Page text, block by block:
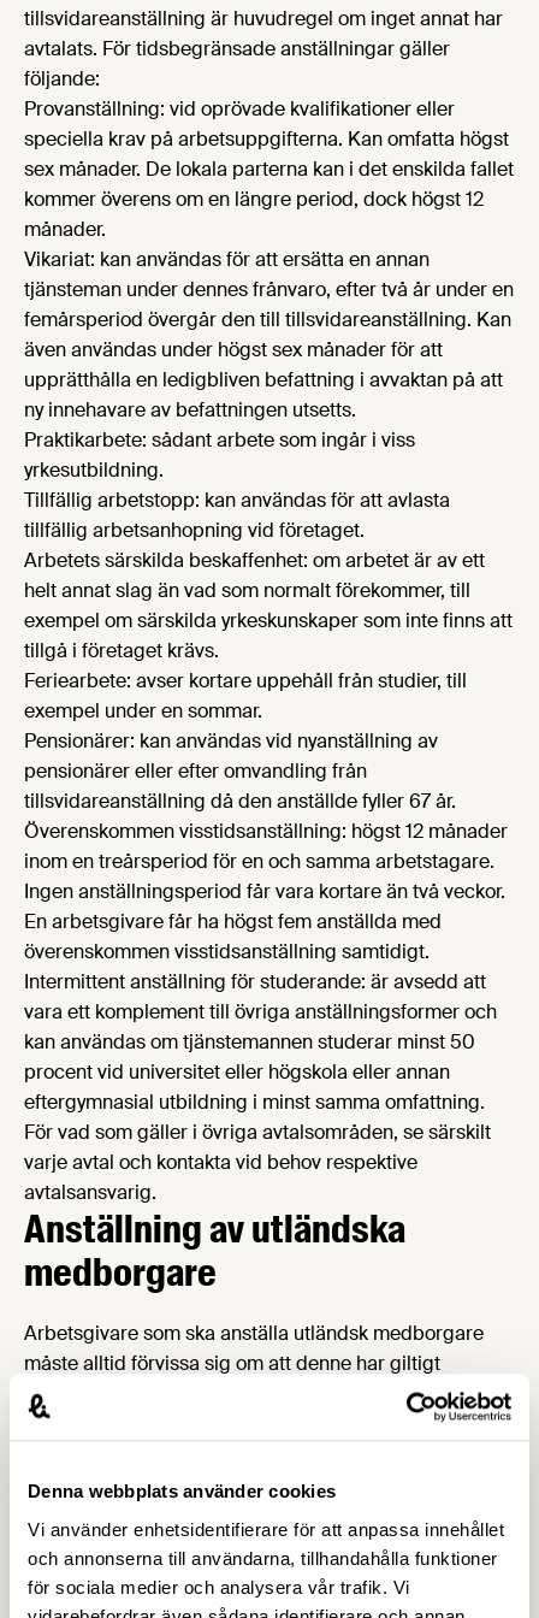
Denna webbplats använder cookies
Vi använder enhetsidentifierare för att anpassa innehållet
och annonserna till användarna, tillhandahålla funktioner
för sociala medier och analysera vår trafik. Vi
tillsvidareanställning är huvudregel om inget annat har
avtalats. För tidsbegränsade anställningar gäller
följande:
Provanställning: vid oprövade kvalifikationer eller
speciella krav på arbetsuppgifterna. Kan omfatta högst
sex månader. De lokala parterna kan i det enskilda fallet
kommer överens om en längre period, dock högst 12
månader.
Vikariat: kan användas för att ersätta en annan
tjänsteman under dennes frånvaro, efter två år under en
femårsperiod övergår den till tillsvidareanställning. Kan
även användas under högst sex månader för att
upprätthålla en ledigbliven befattning i avvaktan på att
ny innehavare av befattningen utsetts.
Praktikarbete: sådant arbete som ingår i viss
yrkesutbildning.
Tillfällig arbetstopp: kan användas för att avlasta
tillfällig arbetsanhopning vid företaget.
Arbetets särskilda beskaffenhet: om arbetet är av ett
helt annat slag än vad som normalt förekommer, till
exempel om särskilda yrkeskunskaper som inte finns att
tillgå i företaget krävs.
Feriearbete: avser kortare uppehåll från studier, till
exempel under en sommar.
Pensionärer: kan användas vid nyanställning av
pensionärer eller efter omvandling från
tillsvidareanställning då den anställde fyller 67 år.
Överenskommen visstidsanställning: högst 12 månader
inom en treårsperiod för en och samma arbetstagare.
Ingen anställningsperiod får vara kortare än två veckor.
En arbetsgivare får ha högst fem anställda med
överenskommen visstidsanställning samtidigt.
Intermittent anställning för studerande: är avsedd att
vara ett komplement till övriga anställningsformer och
kan användas om tjänstemannen studerar minst 50
procent vid universitet eller högskola eller annan
eftergymnasial utbildning i minst samma omfattning.
För vad som gäller i övriga avtalsområden, se särskilt
varje avtal och kontakta vid behov respektive
avtalsansvarig.
Anställning av utländska
medborgare
Arbetsgivare som ska anställa utländsk medborgare
måste alltid förvissa sig om att denne har giltigt
arbetstillstånd innan personen anställs.
För medborgare i nordiskt land som vill söka anställning
uppehållstillstånd. Arbetsgivaren kan även fritt anställa
arbetstillstånd behövs inte. Uppehållstillstånd krävs
däremot men beviljas automatiskt för den som har
erbjudande om arbete. Vid arbete kortare tid än tre